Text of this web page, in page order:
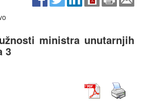
ministra unutarnjih
3